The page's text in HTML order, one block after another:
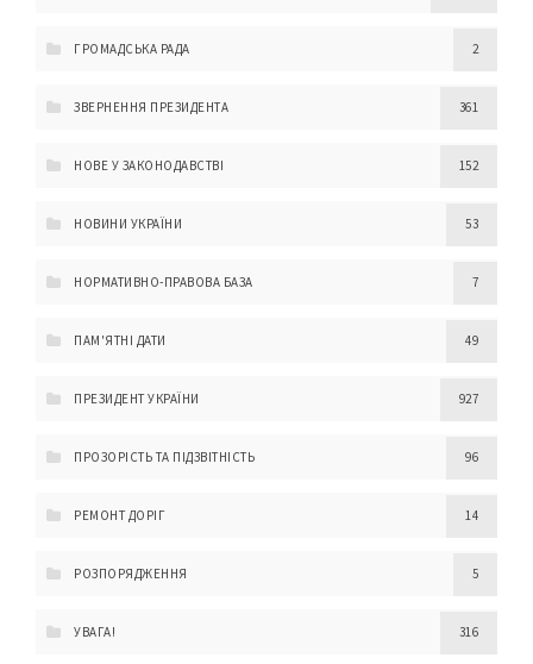
ГРОМАДСЬКА РАДА 2
ЗВЕРНЕННЯ ПРЕЗИДЕНТА 361
НОВЕ У ЗАКОНОДАВСТВІ 152
НОВИНИ УКРАЇНИ 53
НОРМАТИВНО-ПРАВОВА БАЗА 7
ПАМ'ЯТНІ ДАТИ 49
ПРЕЗИДЕНТ УКРАЇНИ 927
ПРОЗОРІСТЬ ТА ПІДЗВІТНІСТЬ 96
РЕМОНТ ДОРІГ 14
РОЗПОРЯДЖЕННЯ 5
УВАГА! 316